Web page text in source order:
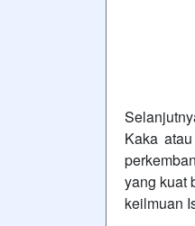
Kaka
yang kuat
keilmuan